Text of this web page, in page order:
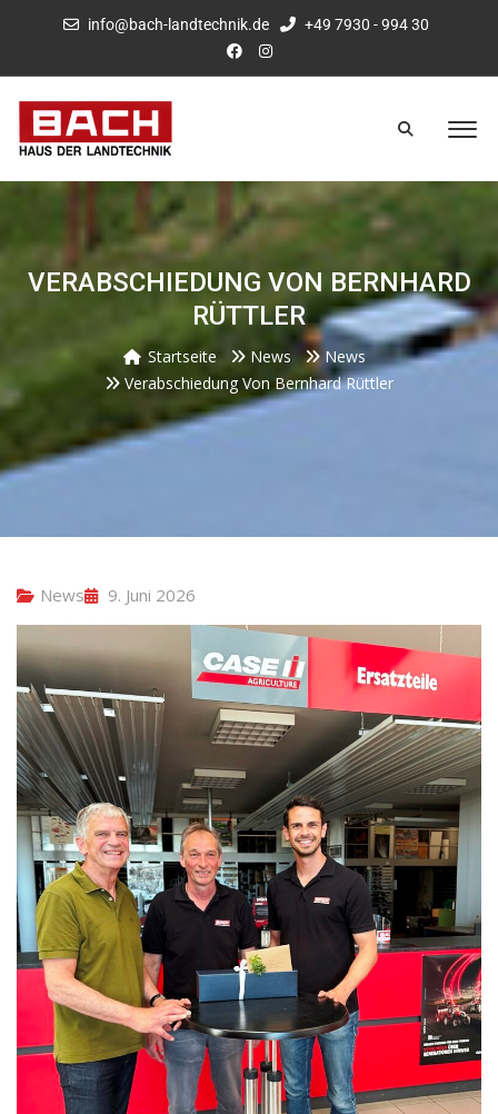
info@bach-landtechnik.de +49 7930 - 994 30
VERABSCHIEDUNG VON BERNHARD
RÜTTLER
Startseite News
News
Verabschiedung Von Bernhard Rüttler
News 9. Juni 2026